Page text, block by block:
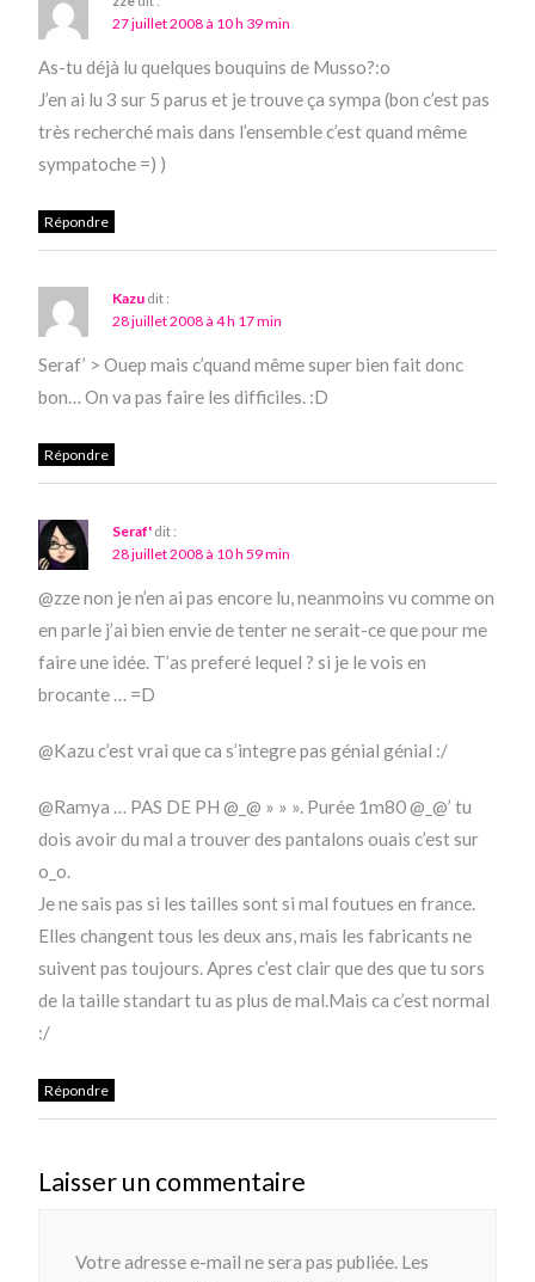
27 juillet 2008 à 10 h 39 min
As-tu déjà lu quelques bouquins de Musso?:o
J’en ai lu 3 sur 5 parus et je trouve ça sympa (bon c’est pas
très recherché mais dans l’ensemble c’est quand même
sympatoche =) )
Répondre
Kazu dit :
28 juillet 2008 à 4 h 17 min
Seraf’ > Ouep mais c’quand même super bien fait donc
bon… On va pas faire les difficiles. :D
Répondre
Seraf' dit :
28 juillet 2008 à 10 h 59 min
@zze non je n’en ai pas encore lu, neanmoins vu comme on
en parle j’ai bien envie de tenter ne serait-ce que pour me
faire une idée. T’as preferé lequel ? si je le vois en
brocante … =D
@Kazu c’est vrai que ca s’integre pas génial génial :/
@Ramya … PAS DE PH @_@ » » ». Purée 1m80 @_@’ tu
dois avoir du mal a trouver des pantalons ouais c’est sur
o_o.
Je ne sais pas si les tailles sont si mal foutues en france.
Elles changent tous les deux ans, mais les fabricants ne
suivent pas toujours. Apres c’est clair que des que tu sors
de la taille standart tu as plus de mal.Mais ca c’est normal
:/
Répondre
Laisser un commentaire
Votre adresse e-mail ne sera pas publiée. Les